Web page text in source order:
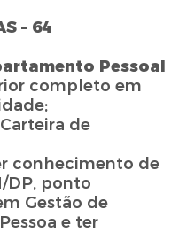
– 64
Pessoal
completo em
de
conhecimento de
DP, ponto
Gestão de
e ter